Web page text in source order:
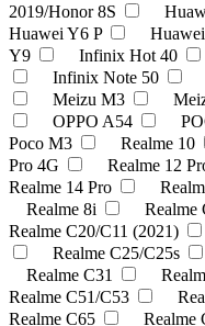
2019/Honor 8S
Huawei Y6 P
Y9
Infinix Hot 40
Infinix Note 50
Meizu M3
OPPO A54
Poco M3
Realme 10
Pro 4G
Realme 12
Realme 14 Pro
Realme 8i
Realme
Realme C20/C11 (2021)
Realme C25/C25s
Realme C31
Realme C51/C53
Realme C65
Realme